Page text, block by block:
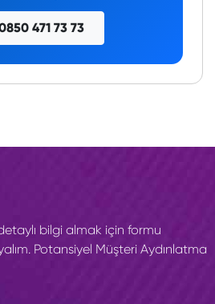
471 73 73
bilgi almak için formu
Potansiyel Müşteri Aydınlatma